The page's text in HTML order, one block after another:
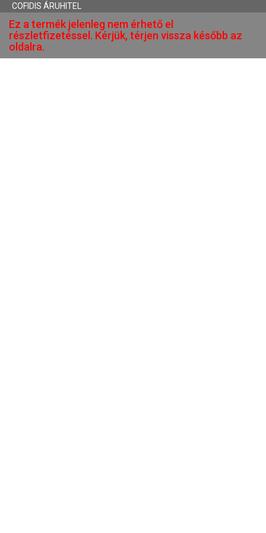
COFIDIS ÁRUHITEL
Ez a termék jelenleg nem érhető el
részletfizetéssel. Kérjük, térjen vissza később az
oldalra.